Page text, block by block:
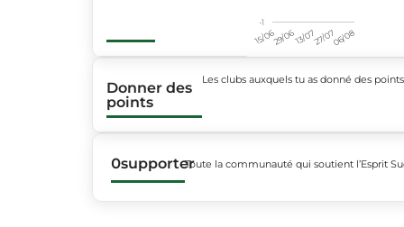
15/0629/0613/0727/0706/08
-1
Donner des
points
Les clubs auxquels tu as donné des points
0supporterToute la communauté qui soutient l’Esprit